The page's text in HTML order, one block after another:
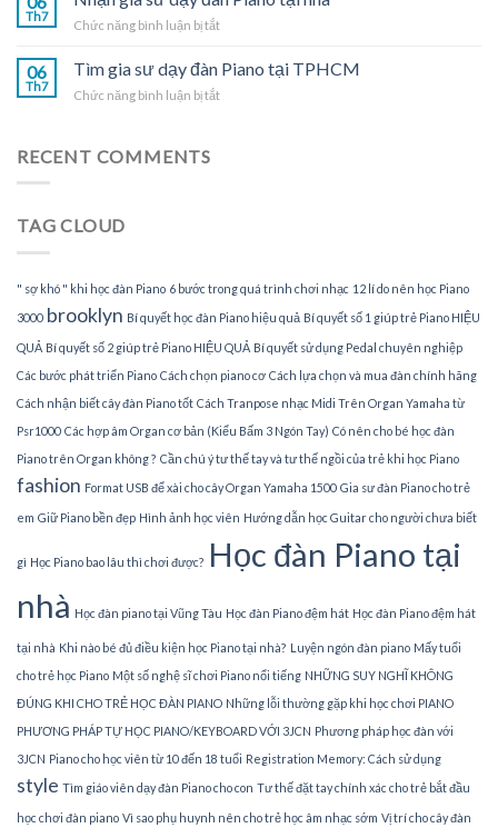
TPHCM
sư
dạy
Piano
gia
Th7
Chức năng bình luận bị tắtở
gia
sư
dạy
06
Th7
Tìm gia sư dạy đàn Piano tại TPHCM
Chức năng bình luận bị tắtở
RECENT COMMENTS
TAG CLOUD
" sợ khó " khi học đàn Piano 6 bước trong quá trình chơi nhạc 12 lí do nên học Piano
3000 brooklyn Bí quyết học đàn Piano hiệu quả Bí quyết số 1 giúp trẻ Piano HIỆU
QUẢ Bí quyết số 2 giúp trẻ Piano HIỆU QUẢ Bí quyết sử dụng Pedal chuyên nghiệp
Các bước phát triển Piano Cách chọn piano cơ Cách lựa chọn và mua đàn chính hãng
Cách nhận biết cây đàn Piano tốt Cách Tranpose nhạc Midi Trên Organ Yamaha từ
Psr1000 Các hợp âm Organ cơ bản (Kiểu Bấm 3 Ngón Tay) Có nên cho bé học đàn
Piano trên Organ không ? Cần chú ý tư thế tay và tư thế ngồi của trẻ khi học Piano
fashion Format USB để xài cho cây Organ Yamaha 1500 Gia sư đàn Piano cho trẻ
em Giữ Piano bền đẹp Hình ảnh học viên Hướng dẫn học Guitar cho người chưa biết
gì Học Piano bao lâu thì chơi được? Học đàn Piano tại
nhà Học đàn piano tại Vũng Tàu Học đàn Piano đệm hát Học đàn Piano đệm hát
tại nhà Khi nào bé đủ điều kiện học Piano tại nhà? Luyện ngón đàn piano Mấy tuổi
cho trẻ học Piano Một số nghệ sĩ chơi Piano nổi tiếng NHỮNG SUY NGHĨ KHÔNG
ĐÚNG KHI CHO TRẺ HỌC ĐÀN PIANO Những lỗi thường gặp khi học chơi PIANO
PHƯƠNG PHÁP TỰ HỌC PIANO/KEYBOARD VỚI 3JCN Phương pháp học đàn với
3JCN Piano cho học viên từ 10 đến 18 tuổi Registration Memory: Cách sử dụng
style Tìm giáo viên dạy đàn Piano cho con Tư thế đặt tay chính xác cho trẻ bắt đầu
học chơi đàn piano Vì sao phụ huynh nên cho trẻ học âm nhạc sớm Vị trí cho cây đàn